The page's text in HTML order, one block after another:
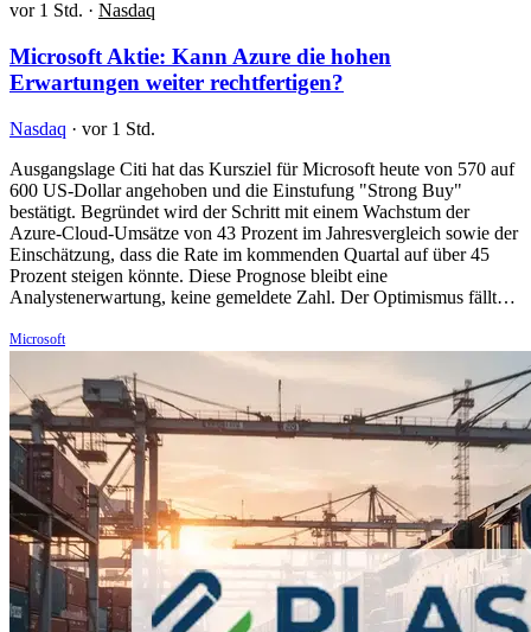
vor 1 Std. · Nasdaq
Microsoft Aktie: Kann Azure die hohen
Erwartungen weiter rechtfertigen?
Nasdaq · vor 1 Std.
Ausgangslage Citi hat das Kursziel für Microsoft heute von 570 auf
600 US-Dollar angehoben und die Einstufung "Strong Buy"
bestätigt. Begründet wird der Schritt mit einem Wachstum der
Azure-Cloud-Umsätze von 43 Prozent im Jahresvergleich sowie der
Einschätzung, dass die Rate im kommenden Quartal auf über 45
Prozent steigen könnte. Diese Prognose bleibt eine
Analystenerwartung, keine gemeldete Zahl. Der Optimismus fällt…
Microsoft